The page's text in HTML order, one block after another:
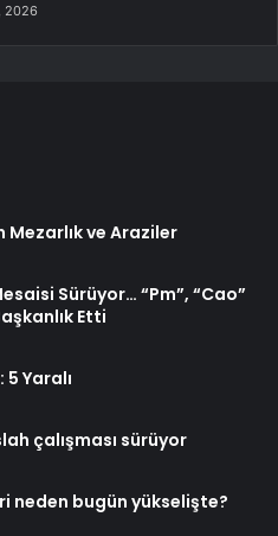
2026
Mezarlık ve Araziler
Sürüyor… “Pm”, “Cao”
Etti
Yaralı
çalışması sürüyor
neden bugün yükselişte?